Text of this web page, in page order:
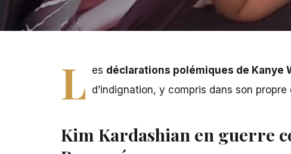
L es déclarations polémiques de Kanye
d’indignation, y compris dans son
Kim Kardashian en guerre